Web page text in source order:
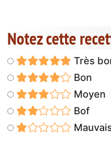
Notez cette
Très
Bon
Moyen
Bof